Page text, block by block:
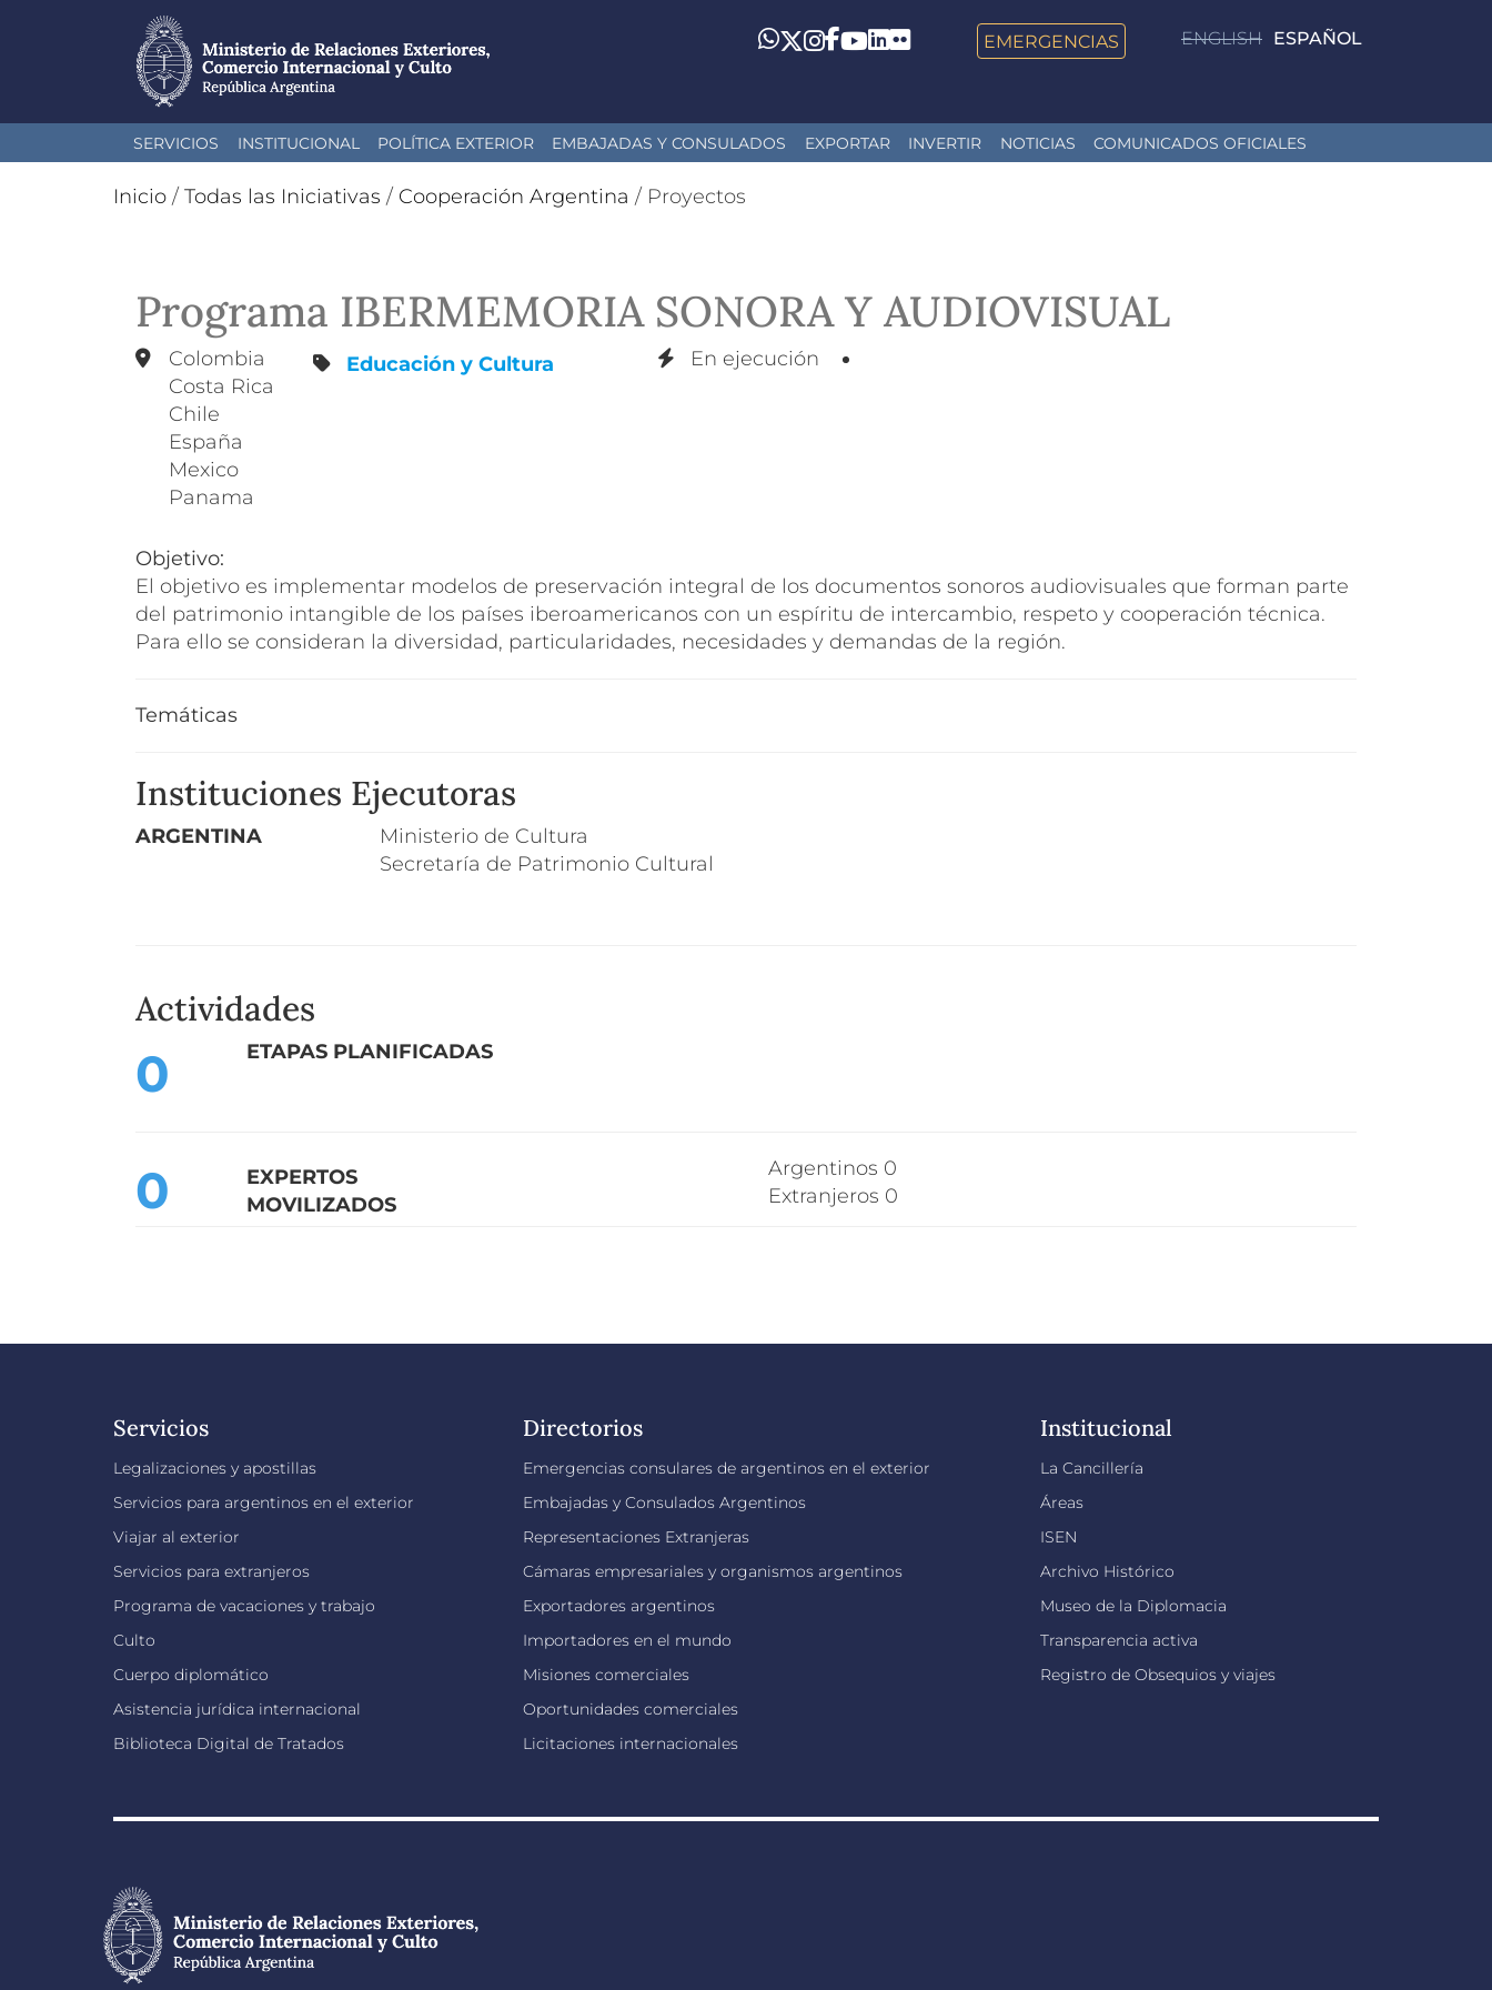
al
ENGLISH ESPAÑOL
Whatsapp
Twitter
Instagram
Facebook
YouTube
LinkedIn
Flickr EMERGENCIAS
SERVICIOS INSTITUCIONAL POLÍTICA EXTERIOR EMBAJADAS Y CONSULADOS EXPORTAR INVERTIR NOTICIAS COMUNICADOS OFICIALES
Inicio / Todas las Iniciativas / Cooperación Argentina / Proyectos
Programa IBERMEMORIA SONORA Y AUDIOVISUAL
Colombia
Costa Rica
Chile
España
Mexico
Panama
Educación y Cultura En ejecución
Objetivo:
El objetivo es implementar modelos de preservación integral de los documentos sonoros audiovisuales que forman parte
del patrimonio intangible de los países iberoamericanos con un espíritu de intercambio, respeto y cooperación técnica.
Para ello se consideran la diversidad, particularidades, necesidades y demandas de la región.
Temáticas
Instituciones Ejecutoras
ARGENTINA
Ministerio de Cultura
Secretaría de Patrimonio Cultural
Actividades
0 ETAPAS PLANIFICADAS
0
EXPERTOS
MOVILIZADOS
Argentinos 0
Extranjeros 0
Servicios
Legalizaciones y apostillas
Servicios para argentinos en el exterior
Viajar al exterior
Servicios para extranjeros
Programa de vacaciones y trabajo
Culto
Cuerpo diplomático
Asistencia jurídica internacional
Biblioteca Digital de Tratados
Directorios
Emergencias consulares de argentinos en el exterior
Embajadas y Consulados Argentinos
Representaciones Extranjeras
Cámaras empresariales y organismos argentinos
Exportadores argentinos
Importadores en el mundo
Misiones comerciales
Oportunidades comerciales
Licitaciones internacionales
Institucional
La Cancillería
Áreas
ISEN
Archivo Histórico
Museo de la Diplomacia
Transparencia activa
Registro de Obsequios y viajes